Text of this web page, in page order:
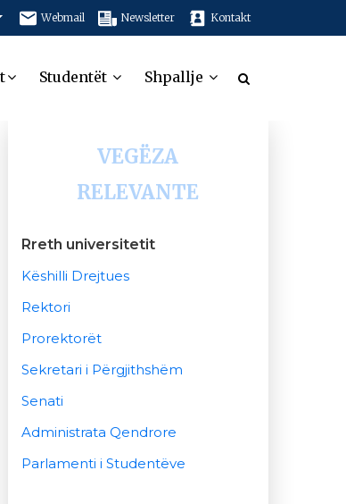
Webmail Newsletter Kontakt
Studentët Shpallje
VEGËZA
RELEVANTE
Rreth universitetit
Këshilli Drejtues
Rektori
Prorektorët
Sekretari i Përgjithshëm
Senati
Administrata Qendrore
Parlamenti i Studentëve